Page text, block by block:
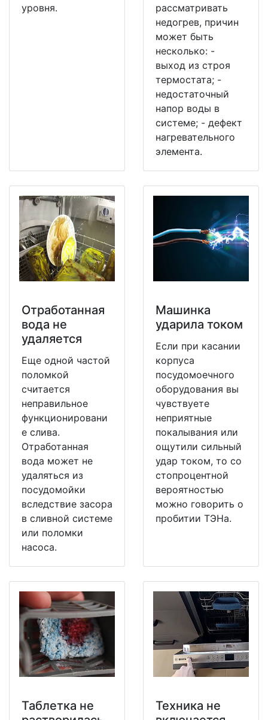
уровня.
рассматривать
недогрев, причин
может быть
несколько: -
выход из строя
термостата; -
недостаточный
напор воды в
системе; - дефект
нагревательного
элемента.
Отработанная
вода не
удаляется
Еще одной частой
поломкой
считается
неправильное
функционировани
е слива.
Отработанная
вода может не
удаляться из
посудомойки
вследствие засора
в сливной системе
или поломки
насоса.
Машинка
ударила током
Если при касании
корпуса
посудомоечного
оборудования вы
чувствуете
неприятные
покалывания или
ощутили сильный
удар током, то со
стопроцентной
вероятностью
можно говорить о
пробитии ТЭНа.
Таблетка не
Техника не